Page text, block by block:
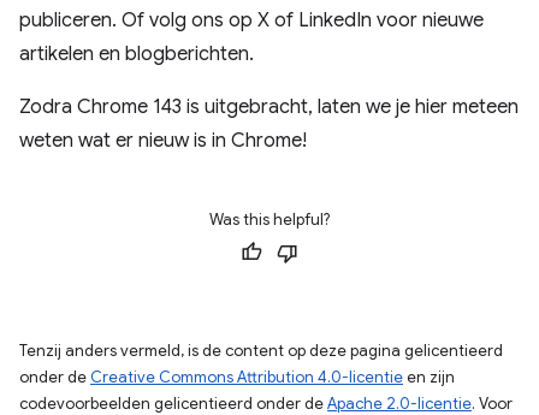
publiceren. Of volg ons op X of LinkedIn voor nieuwe
artikelen en blogberichten.
Zodra Chrome 143 is uitgebracht, laten we je hier meteen
weten wat er nieuw is in Chrome!
Was this helpful?
Tenzij anders vermeld, is de content op deze pagina gelicentieerd
onder de Creative Commons Attribution 4.0-licentieen zijn
codevoorbeelden gelicentieerd onder deApache 2.0-licentie. Voor